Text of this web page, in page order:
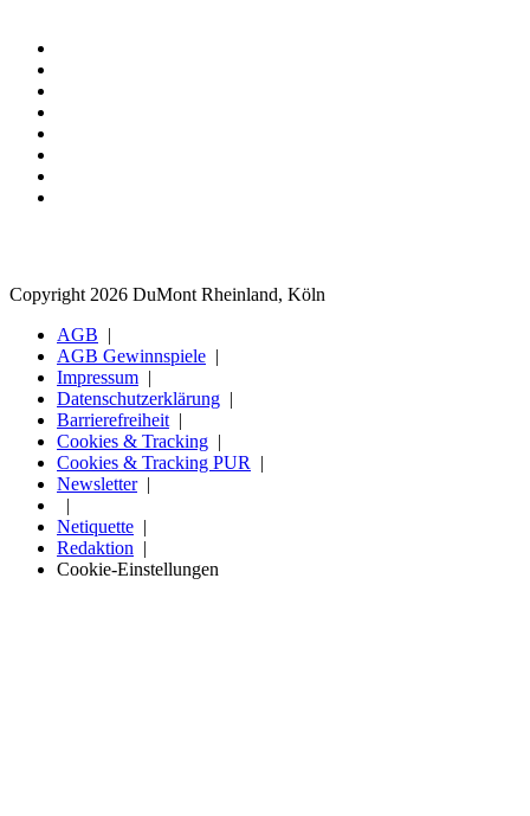
Copyright 2026 DuMont Rheinland, Köln
AGB
AGB Gewinnspiele
Impressum
Datenschutzerklärung
Barrierefreiheit
Cookies & Tracking
Cookies & Tracking PUR
Newsletter
Netiquette
Redaktion
Cookie-Einstellungen